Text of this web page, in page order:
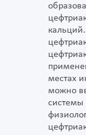
местах
можно